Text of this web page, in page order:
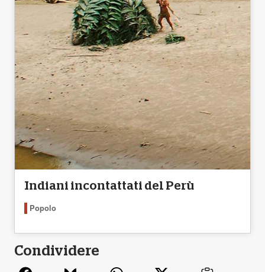
Indiani incontattati del Perù
Popolo
Condividere